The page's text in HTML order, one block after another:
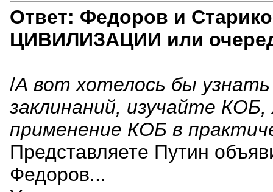
Ответ: Федоров и
ЦИВИЛИЗАЦИИ или
/А вот хотелось бы
заклинаний, изучайте
применение КОБ в
Представляете Путин
Федоров...